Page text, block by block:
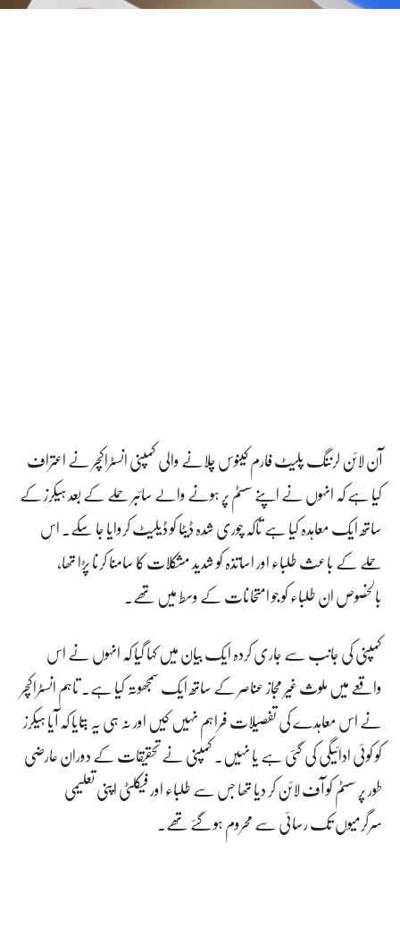
آن لائن لرننگ پلیٹ فارم کینوس چلانے والی کمپنی انسٹراکچر نے اعتراف
کیا ہے کہ انہوں نے اپنے سسٹم پر ہونے والے سائبر حملے کے بعد ہیکرز کے
ساتھ ایک معاہدہ کیا ہے تاکہ چوری شدہ ڈیٹا کو ڈیلیٹ کروایا جا سکے۔ اس
حملے کے باعث طلباء اور اساتذہ کو شدید مشکلات کا سامنا کرنا پڑا تھا،
بالخصوص ان طلباء کو جو امتحانات کے وسط میں تھے۔
کمپنی کی جانب سے جاری کردہ ایک بیان میں کہا گیا کہ انہوں نے اس
واقعے میں ملوث غیر مجاز عناصر کے ساتھ ایک سمجھوتہ کیا ہے۔ تاہم انسٹراکچر
نے اس معاہدے کی تفصیلات فراہم نہیں کیں اور نہ ہی یہ بتایا کہ آیا ہیکرز
کو کوئی ادائیگی کی گئی ہے یا نہیں۔ کمپنی نے تحقیقات کے دوران عارضی
طور پر سسٹم کو آف لائن کر دیا تھا جس سے طلباء اور فیکلٹی اپنی تعلیمی
سرگرمیوں تک رسائی سے محروم ہو گئے تھے۔